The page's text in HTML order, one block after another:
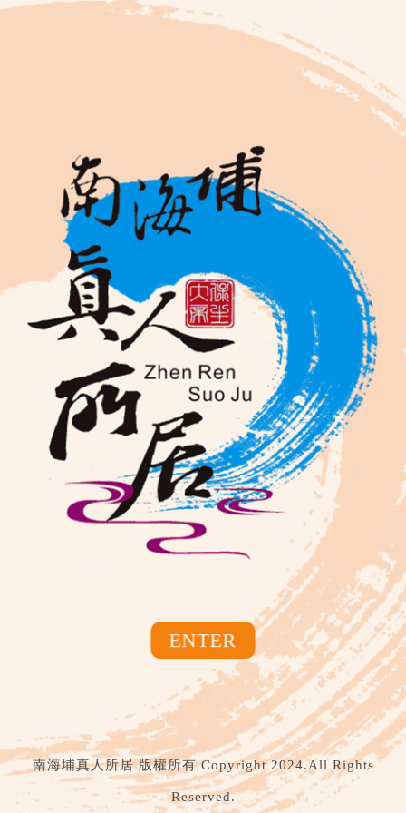
法科祈福
時間
2025乙巳夏季天赦吉日添
壽納福科
NT$1,200
2025乙巳年中祈禳祭解科
NT$ 1,000
南海埔真人所居 版權所有 Copyright 2024.All Rights
Reserved.